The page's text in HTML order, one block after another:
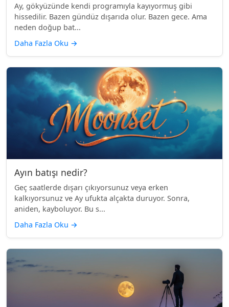
Ay, gökyüzünde kendi programıyla kayıyormuş gibi
hissedilir. Bazen gündüz dışarıda olur. Bazen gece. Ama
neden doğup bat...
Daha Fazla Oku →
Ayın batışı nedir?
Geç saatlerde dışarı çıkıyorsunuz veya erken
kalkıyorsunuz ve Ay ufukta alçakta duruyor. Sonra,
aniden, kayboluyor. Bu s...
Daha Fazla Oku →